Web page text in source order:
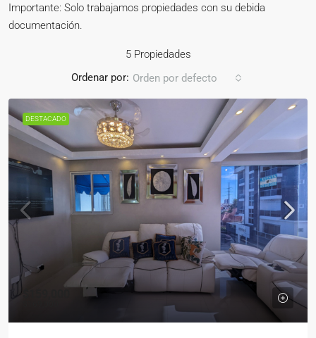
Importante: Solo trabajamos propiedades con su debida
documentación.
5 Propiedades
Ordenar por: Orden por defecto
DESTACADO